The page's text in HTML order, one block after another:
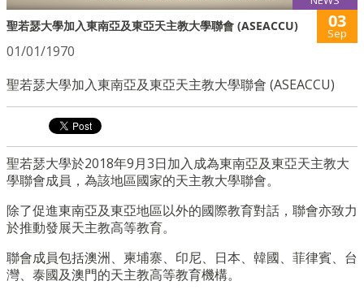
聖若瑟大學加入東南亞及東亞天主教大學聯會 (ASEACCU) 03
Sep
01/01/1970
聖若瑟大學加入東南亞及東亞天主教大學聯會 (ASEACCU)
聖若瑟大學於2018年9月3日加入成為東南亞及東亞天主教大
學聯會成員，為該地區國家的天主教大學聯會。
除了促進東南亞及東亞地區以外的國際教育對話，聯會亦致力
於推動發展天主教高等教育。
聯會成員包括澳洲、柬埔寨、印尼、日本、韓國、菲律賓、台
灣、泰國及澳門的天主教高等教育機構。